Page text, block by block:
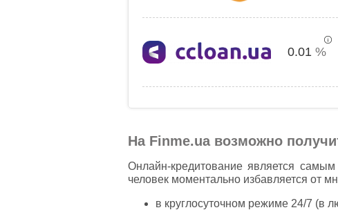
0.01%
На Finme.ua возможно
Онлайн-кредитование является
человек моментально избавляется от
в круглосуточном режиме 24/7 (в